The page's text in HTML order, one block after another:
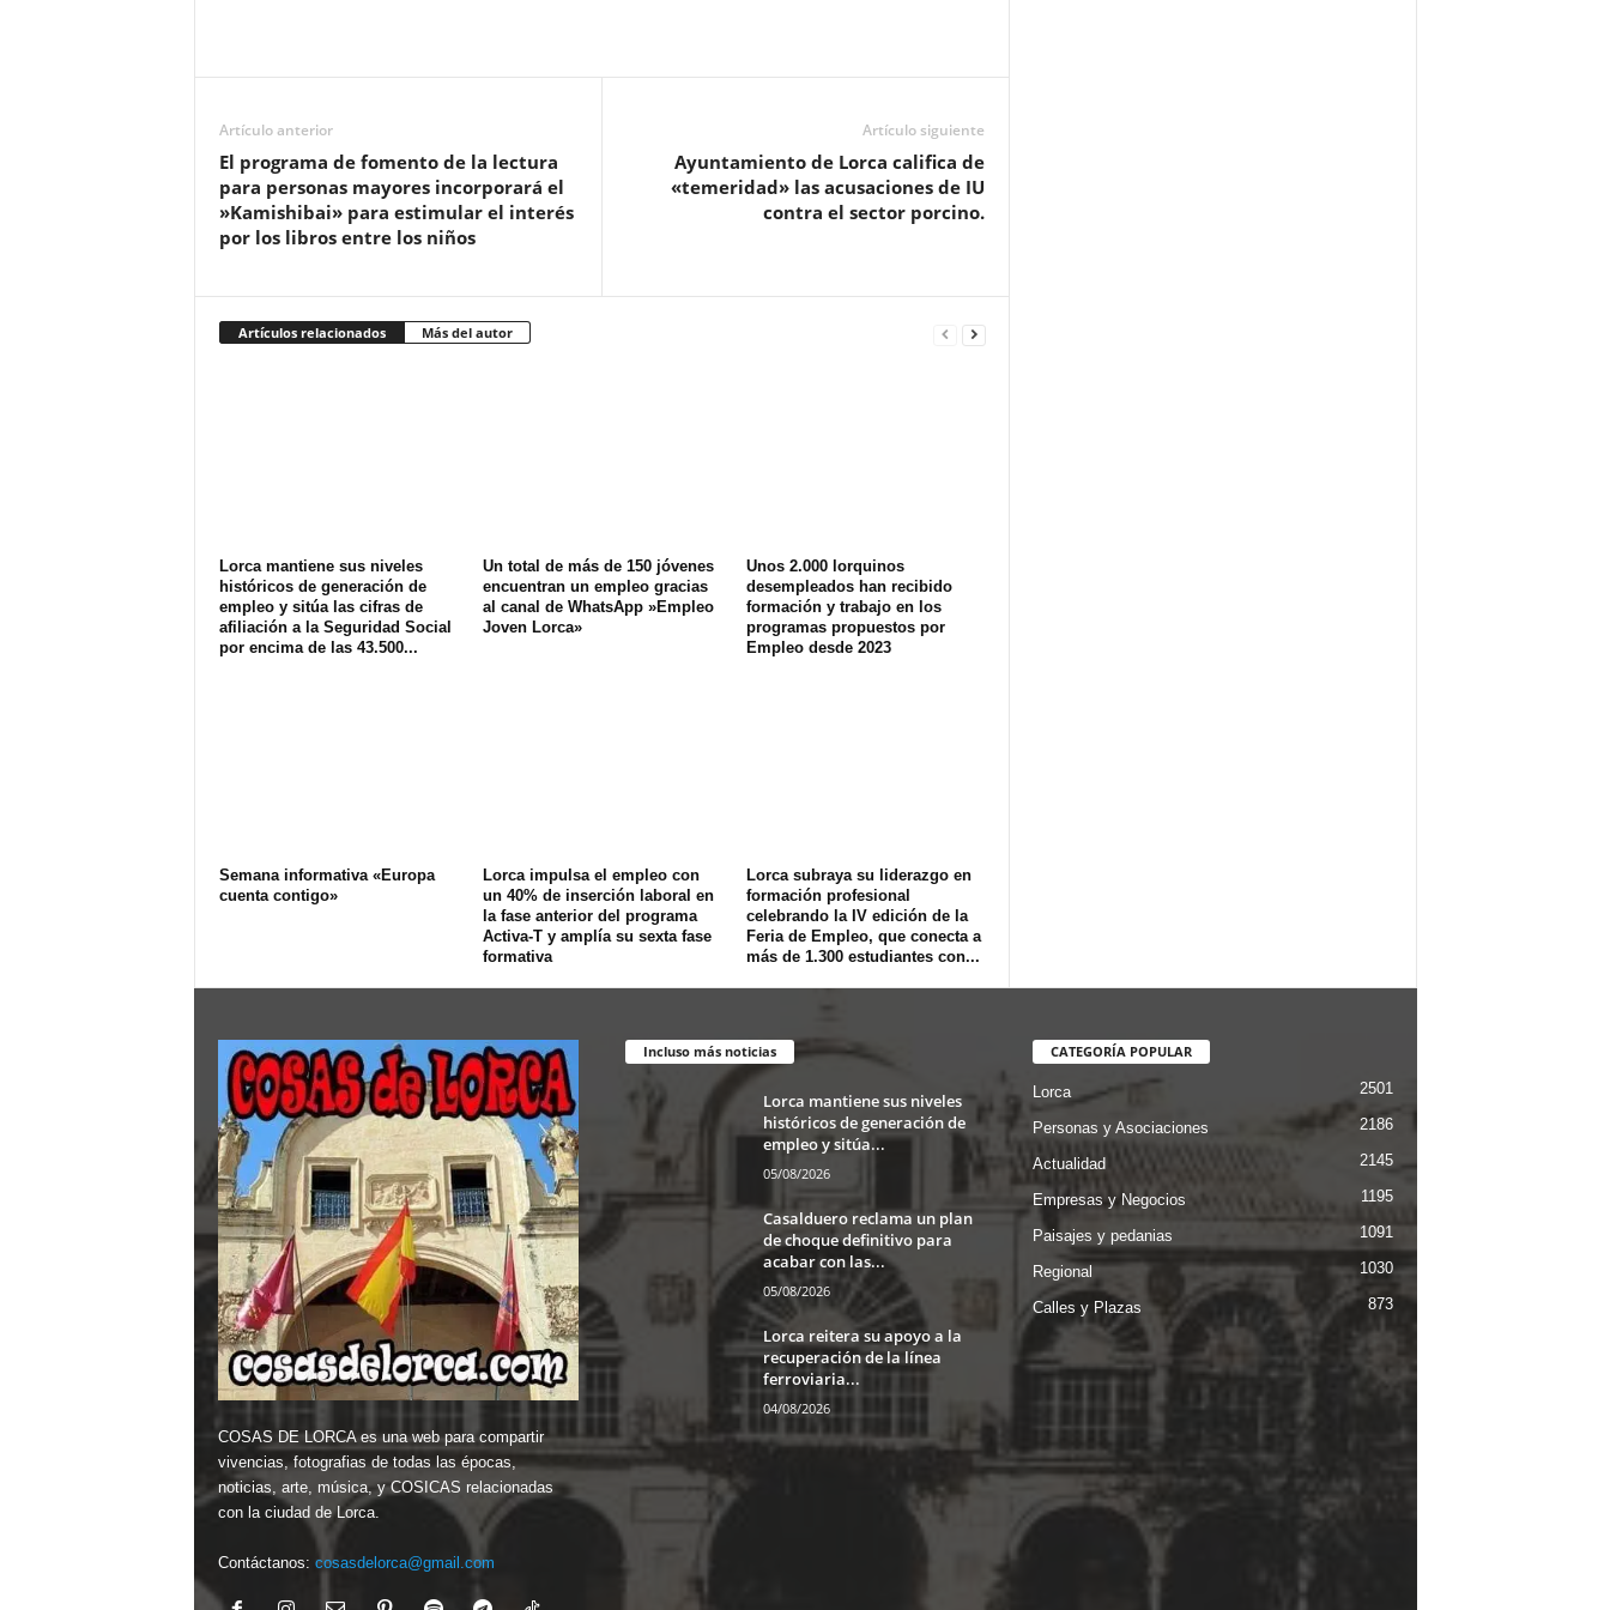
Artículo anterior
El programa de fomento de la lectura
para personas mayores incorporará el
»Kamishibai» para estimular el interés
por los libros entre los niños
Artículo siguiente
Ayuntamiento de Lorca califica de
«temeridad» las acusaciones de IU
contra el sector porcino.
Artículos relacionados Más del autor
Lorca mantiene sus niveles
históricos de generación de
empleo y sitúa las cifras de
afiliación a la Seguridad Social
por encima de las 43.500...
Un total de más de 150 jóvenes
encuentran un empleo gracias
al canal de WhatsApp »Empleo
Joven Lorca»
Unos 2.000 lorquinos
desempleados han recibido
formación y trabajo en los
programas propuestos por
Empleo desde 2023
Semana informativa «Europa
cuenta contigo»
Lorca impulsa el empleo con
un 40% de inserción laboral en
la fase anterior del programa
Activa-T y amplía su sexta fase
formativa
Lorca subraya su liderazgo en
formación profesional
celebrando la IV edición de la
Feria de Empleo, que conecta a
más de 1.300 estudiantes con...
COSAS DE LORCA es una web para compartir
vivencias, fotografias de todas las épocas,
noticias, arte, música, y COSICAS relacionadas
con la ciudad de Lorca.
Contáctanos: cosasdelorca@gmail.com
Incluso más noticias
Lorca mantiene sus niveles
históricos de generación de
empleo y sitúa...
05/08/2026
Casalduero reclama un plan
de choque definitivo para
acabar con las...
05/08/2026
Lorca reitera su apoyo a la
recuperación de la línea
ferroviaria...
04/08/2026
CATEGORÍA POPULAR
Lorca 2501
Personas y Asociaciones 2186
Actualidad 2145
Empresas y Negocios 1195
Paisajes y pedanias 1091
Regional 1030
Calles y Plazas 873